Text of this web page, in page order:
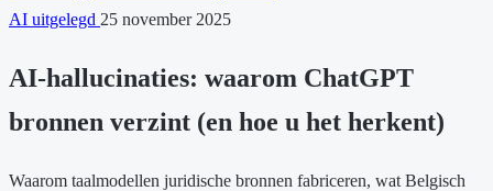
AI uitgelegd 25 november 2025
AI-hallucinaties: waarom ChatGPT
bronnen verzint (en hoe u het herkent)
Waarom taalmodellen juridische bronnen fabriceren, wat Belgisch